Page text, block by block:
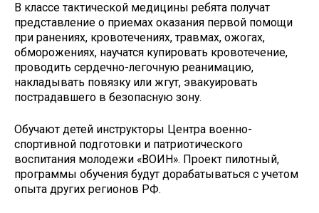
В классе тактической медицины ребята получат
представление о приемах оказания первой помощи
при ранениях, кровотечениях, травмах, ожогах,
обморожениях, научатся купировать кровотечение,
проводить сердечно-легочную реанимацию,
накладывать повязку или жгут, эвакуировать
пострадавшего в безопасную зону.
Обучают детей инструкторы Центра военно-
спортивной подготовки и патриотического
воспитания молодежи «ВОИН». Проект пилотный,
программы обучения будут дорабатываться с учетом
опыта других регионов РФ.